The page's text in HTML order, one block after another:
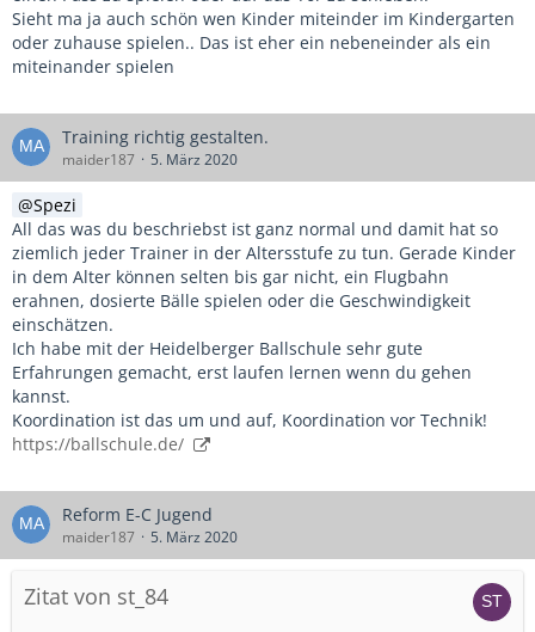
Sieht ma ja auch schön wen Kinder miteinder im Kindergarten
oder zuhause spielen.. Das ist eher ein nebeneinder als ein
miteinander spielen
Training richtig gestalten.
maider187 5. März 2020
Spezi
All das was du beschriebst ist ganz normal und damit hat so
ziemlich jeder Trainer in der Altersstufe zu tun. Gerade Kinder
in dem Alter können selten bis gar nicht, ein Flugbahn
erahnen, dosierte Bälle spielen oder die Geschwindigkeit
einschätzen.
Ich habe mit der Heidelberger Ballschule sehr gute
Erfahrungen gemacht, erst laufen lernen wenn du gehen
kannst.
Koordination ist das um und auf, Koordination vor Technik!
https://ballschule.de/
Reform E-C Jugend
maider187 5. März 2020
Zitat von st_84